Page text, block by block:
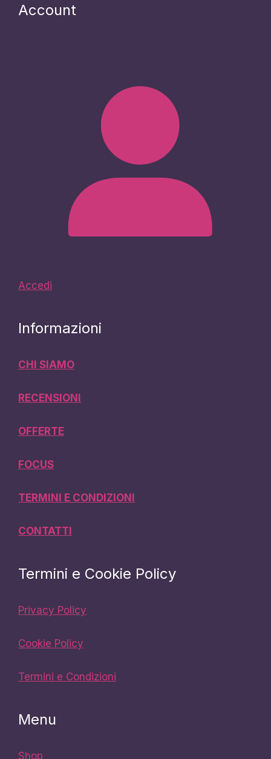
Account
Accedi
Informazioni
CHI SIAMO
RECENSIONI
OFFERTE
FOCUS
TERMINI E CONDIZIONI
CONTATTI
Termini e Cookie Policy
Privacy Policy
Cookie Policy
Termini e Condizioni
Menu
Shop